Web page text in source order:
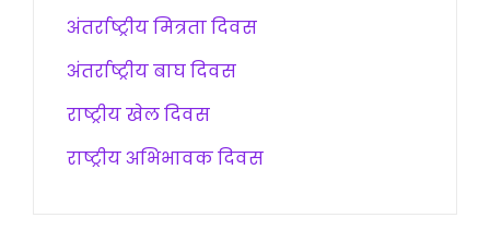
अंतर्राष्ट्रीय मित्रता दिवस
अंतर्राष्ट्रीय बाघ दिवस
राष्ट्रीय खेल दिवस
राष्ट्रीय अभिभावक दिवस